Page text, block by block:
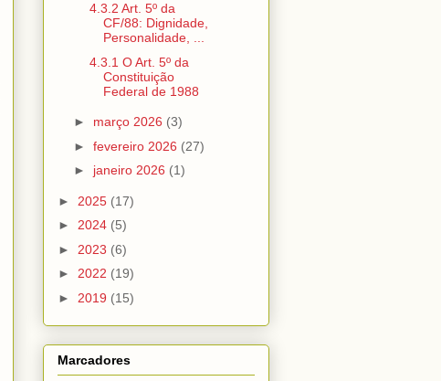
4.3.2 Art. 5º da
CF/88: Dignidade,
Personalidade, ...
4.3.1 O Art. 5º da
Constituição
Federal de 1988
► março 2026 (3)
► fevereiro 2026 (27)
► janeiro 2026 (1)
► 2025 (17)
► 2024 (5)
► 2023 (6)
► 2022 (19)
► 2019 (15)
Marcadores